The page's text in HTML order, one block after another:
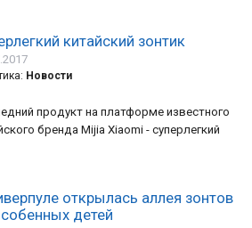
китайский зонтик
Новости
продукт на платформе известного
бренда Mijia Xiaomi - суперлегкий
открылась аллея зонтов
детей